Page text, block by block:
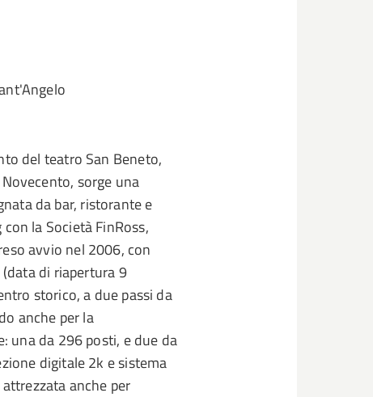
del teatro San Beneto,
sorge una
da bar, ristorante e
la Società FinRoss,
avvio nel 2006, con
di riapertura 9
storico, a due passi da
anche per la
una da 296 posti, e due da
digitale 2k e sistema
anche per